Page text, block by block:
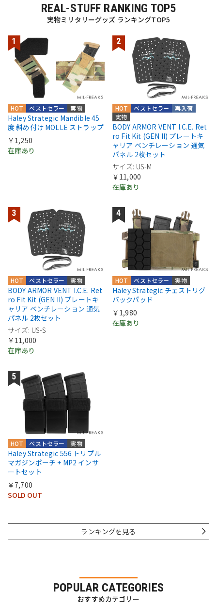
REAL-STUFF RANKING TOP5
実物ミリタリーグッズ ランキングTOP5
実物
ベストセラー
HOT
Haley Strategic Mandible 45
度 斜め付け MOLLE ストラップ
￥1,250
在庫あり
実物
再入荷
ベストセラー
HOT
BODY ARMOR VENT I.C.E. Ret
ro Fit Kit (GEN II) プレートキ
ャリア ベンチレーション 通気
パネル 2枚セット
サイズ: US-M
￥11,000
在庫あり
実物
ベストセラー
HOT
BODY ARMOR VENT I.C.E. Ret
ro Fit Kit (GEN II) プレートキ
ャリア ベンチレーション 通気
パネル 2枚セット
サイズ: US-S
￥11,000
在庫あり
実物
ベストセラー
HOT
Haley Strategic チェストリグ
バックパッド
￥1,980
在庫あり
実物
ベストセラー
HOT
Haley Strategic 556 トリプル
マガジンポーチ + MP2 インサ
ートセット
￥7,700
SOLD OUT
ランキングを見る
POPULAR CATEGORIES
おすすめカテゴリー